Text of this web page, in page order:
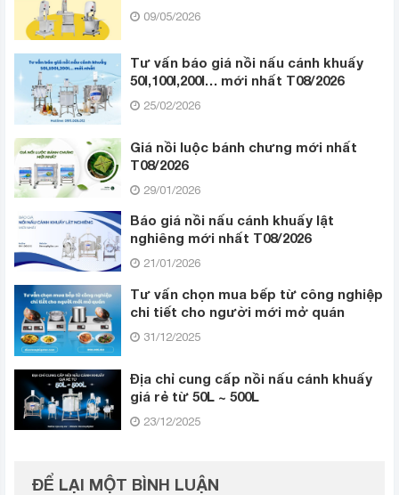
09/05/2026
Tư vấn báo giá nồi nấu cánh khuấy
50l,100l,200l… mới nhất T08/2026
25/02/2026
Giá nồi luộc bánh chưng mới nhất
T08/2026
29/01/2026
Báo giá nồi nấu cánh khuấy lật
nghiêng mới nhất T08/2026
21/01/2026
Tư vấn chọn mua bếp từ công nghiệp
chi tiết cho người mới mở quán
31/12/2025
Địa chỉ cung cấp nồi nấu cánh khuấy
giá rẻ từ 50L ~ 500L
23/12/2025
ĐỂ LẠI MỘT BÌNH LUẬN